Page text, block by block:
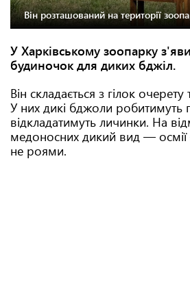
Він розташований на території
У Харківському зоопарку
будиночок для диких бджіл.
Він складається з гілок
У них дикі бджоли робитимуть
відкладатимуть личинки. На
медоносних дикий вид —
не роями.